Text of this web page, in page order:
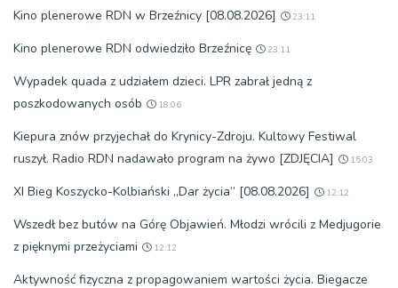
Kino plenerowe RDN w Brzeźnicy [08.08.2026] 23:11
Kino plenerowe RDN odwiedziło Brzeźnicę 23:11
Wypadek quada z udziałem dzieci. LPR zabrał jedną z
poszkodowanych osób
18:06
Kiepura znów przyjechał do Krynicy-Zdroju. Kultowy Festiwal
ruszył. Radio RDN nadawało program na żywo [ZDJĘCIA]
15:03
XI Bieg Koszycko-Kolbiański „Dar życia” [08.08.2026] 12:12
Wszedł bez butów na Górę Objawień. Młodzi wrócili z Medjugorie
z pięknymi przeżyciami
12:12
Aktywność fizyczna z propagowaniem wartości życia. Biegacze